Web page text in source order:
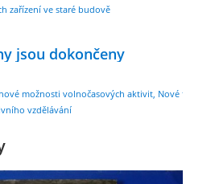
zařízení ve staré budově
jsou dokončeny
možnosti volnočasových aktivit, Nové třídy
vzdělávání